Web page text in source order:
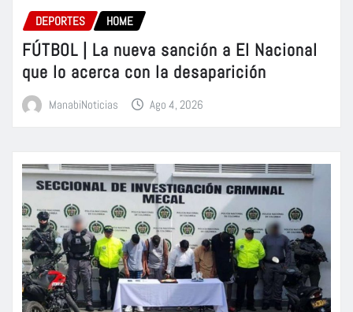
DEPORTES HOME
FÚTBOL | La nueva sanción a El Nacional
que lo acerca con la desaparición
ManabiNoticias Ago 4, 2026